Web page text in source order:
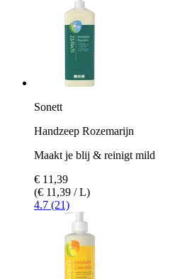
Sonett
Handzeep Rozemarijn
Maakt je blij & reinigt mild
€ 11,39
(€ 11,39 / L)
4.7 (21)